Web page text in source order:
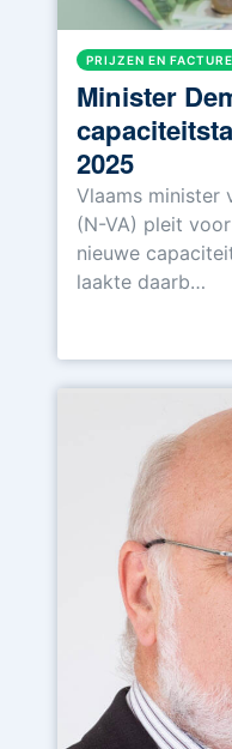
PRIJZEN EN
Minister
2025
Vlaams minister
(N-VA) pleit
nieuwe
laakte daarb…